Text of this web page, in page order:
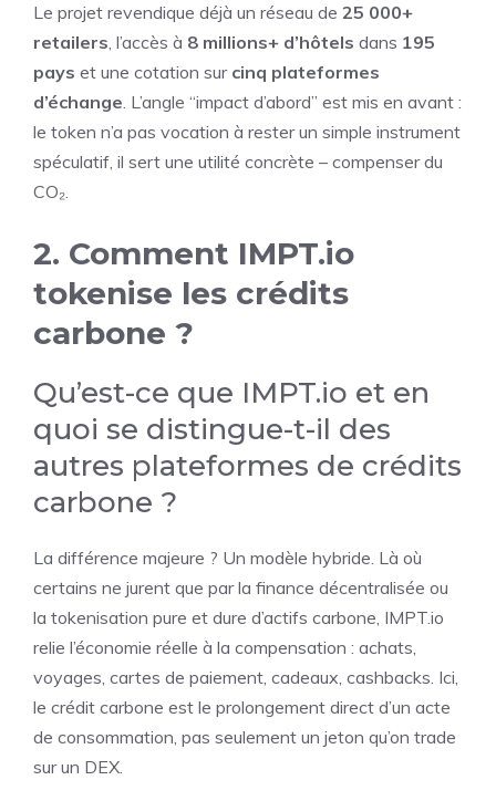
Le projet revendique déjà un réseau de 25 000+
retailers, l’accès à 8 millions+ d’hôtels dans 195
pays et une cotation sur cinq plateformes
d’échange. L’angle “impact d’abord” est mis en avant :
le token n’a pas vocation à rester un simple instrument
spéculatif, il sert une utilité concrète – compenser du
CO₂.
2. Comment IMPT.io
tokenise les crédits
carbone ?
Qu’est-ce que IMPT.io et en
quoi se distingue-t-il des
autres plateformes de crédits
carbone ?
La différence majeure ? Un modèle hybride. Là où
certains ne jurent que par la finance décentralisée ou
la tokenisation pure et dure d’actifs carbone, IMPT.io
relie l’économie réelle à la compensation : achats,
voyages, cartes de paiement, cadeaux, cashbacks. Ici,
le crédit carbone est le prolongement direct d’un acte
de consommation, pas seulement un jeton qu’on trade
sur un DEX.